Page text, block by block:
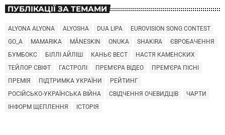
ПУБЛІКАЦІЇ ЗА ТЕМАМИ
ALYONA ALYONA ALYOSHA DUA LIPA
EUROVISION SONG CONTEST
GO_A
MAMARIKA MÅNESKIN ONUKA SHAKIRA
ЄВРОБАЧЕННЯ
БУМБОКС
БІЛЛІ АЙЛІШ КАНЬЄ ВЕСТ
НАСТЯ КАМЕНСКИХ
ТЕЙЛОР СВІФТ
ГАСТРОЛІ ПРЕМ'ЄРА ВІДЕО
ПРЕМ'ЄРА ПІСНІ
ПРЕМІЯ
ПІДТРИМКА УКРАЇНИ
РЕЙТИНГ
РОСІЙСЬКО-УКРАЇНСЬКА ВІЙНА
СВІДЧЕННЯ ОЧЕВИДЦІВ
ЧАРТИ
ІНФОРМ ЩЕПЛЕННЯ
ІСТОРІЯ